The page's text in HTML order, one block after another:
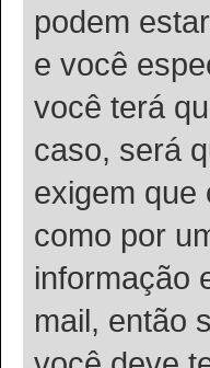
podem
e você
você terá
caso, será
exigem que
como por
informação
mail, então